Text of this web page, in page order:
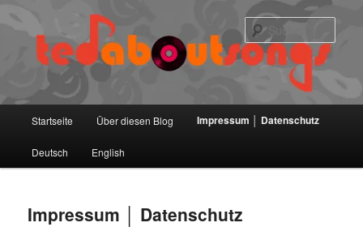
springen
Startseite Über diesen Blog Impressum │ Datenschutz
Deutsch English
Impressum │ Datenschutz